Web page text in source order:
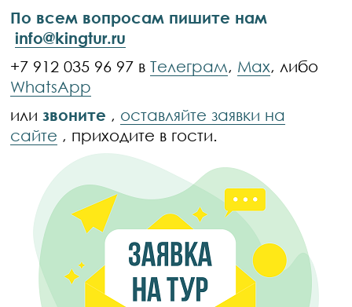
По всем вопросам пишите нам
info@kingtur.ru
+7 912 035 96 97 вТелеграм, Max, либо
WhatsApp
илизвоните , оставляйте заявки на
сайте , приходите в гости.